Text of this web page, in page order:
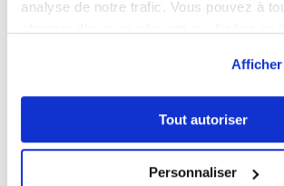
analyse de notre trafic. Vous pouvez à
Tout autoriser
Personnaliser